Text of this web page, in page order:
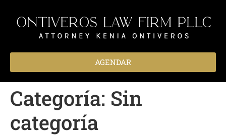
AGENDAR
Categoría: Sin
categoría